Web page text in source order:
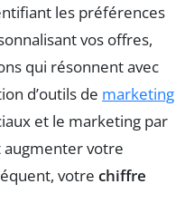
les préférences
vos offres,
qui résonnent avec
d’outils de marketing
et le marketing par
votre
votre chiffre